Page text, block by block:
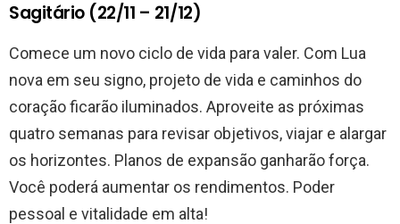
Sagitário (22/11 – 21/12)
Comece um novo ciclo de vida para valer. Com Lua
nova em seu signo, projeto de vida e caminhos do
coração ficarão iluminados. Aproveite as próximas
quatro semanas para revisar objetivos, viajar e alargar
os horizontes. Planos de expansão ganharão força.
Você poderá aumentar os rendimentos. Poder
pessoal e vitalidade em alta!